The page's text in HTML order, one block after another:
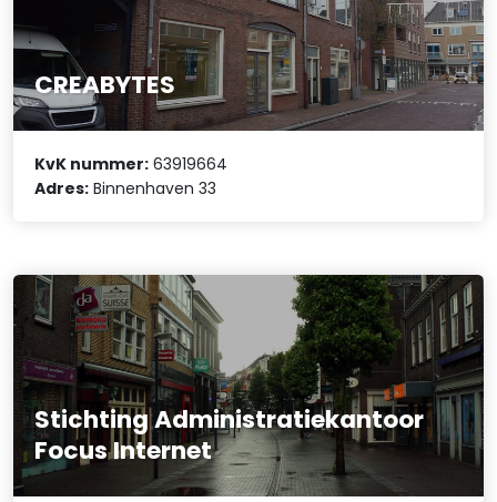
CREABYTES
KvK nummer: 63919664
Adres: Binnenhaven 33
Stichting Administratiekantoor
Focus Internet